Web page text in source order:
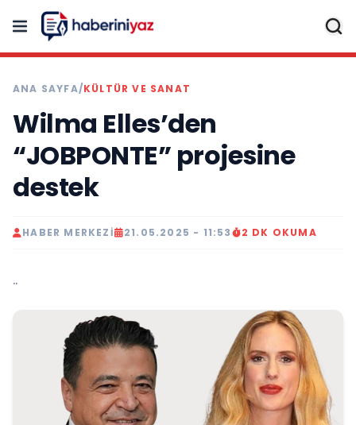
ANA SAYFA/KÜLTÜR VE SANAT
Wilma Elles’den
“JOBPONTE” projesine
destek
HABER MERKEZI 21.05.2025 - 11:53 2 DK OKUMA
..